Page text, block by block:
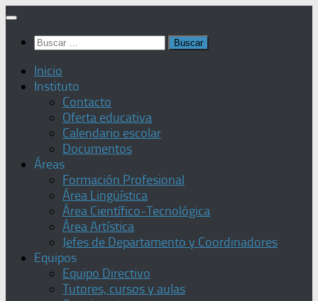
Saltar
contenido
Buscar:
Inicio
Instituto
Contacto
Oferta educativa
Calendario escolar
Documentos
Áreas
Formación Profesional
Área Lingüística
Área Científico-Tecnológica
Área Artística
Jefes de Departamento y Coordinadores
Equipos
Equipo Directivo
Tutores, cursos y aulas